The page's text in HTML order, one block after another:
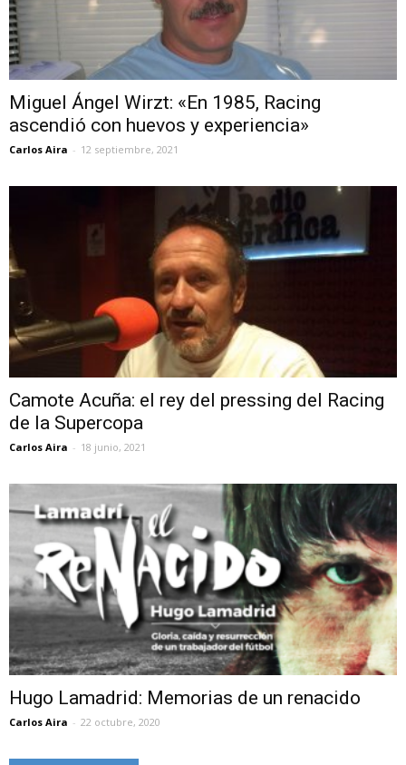
Miguel Ángel Wirzt: «En 1985, Racing
ascendió con huevos y experiencia»
Carlos Aira - 12 septiembre, 2021
Camote Acuña: el rey del pressing del Racing
de la Supercopa
Carlos Aira - 18 junio, 2021
Hugo Lamadrid: Memorias de un renacido
Carlos Aira - 22 octubre, 2020